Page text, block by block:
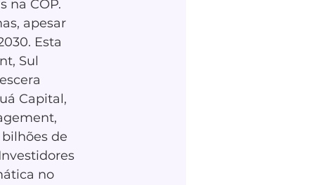
na COP.
apesar
Esta
Sul
Capital,
de
no